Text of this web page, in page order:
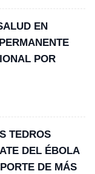
EN
POR
TEDROS
DEL ÉBOLA
DE MÁS